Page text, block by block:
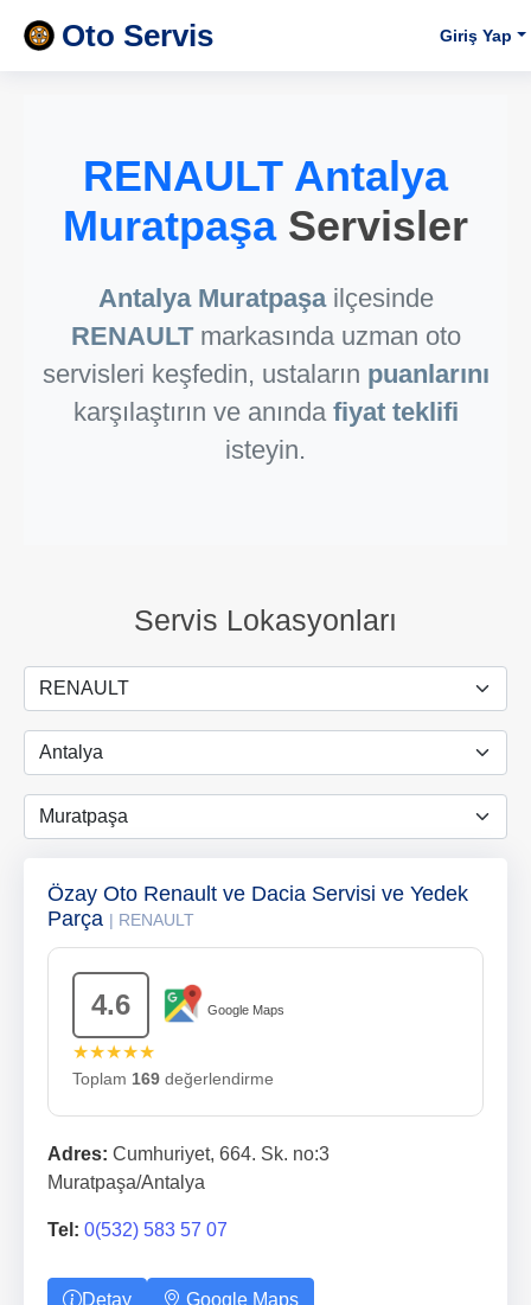
Oto Servis Giriş Yap
RENAULT Antalya
MuratpaşaServisler
Antalya Muratpaşailçesinde
RENAULTmarkasında uzman oto
servisleri keşfedin, ustaların puanlarını
karşılaştırın ve anında fiyat teklifi
isteyin.
Servis Lokasyonları
Özay Oto Renault ve Dacia Servisi ve Yedek
Parça | RENAULT
4.6 Google Maps
★★★★★
Toplam 169 değerlendirme
Adres: Cumhuriyet, 664. Sk. no:3
Muratpaşa/Antalya
Tel: 0(532) 583 57 07
Detay Google Maps